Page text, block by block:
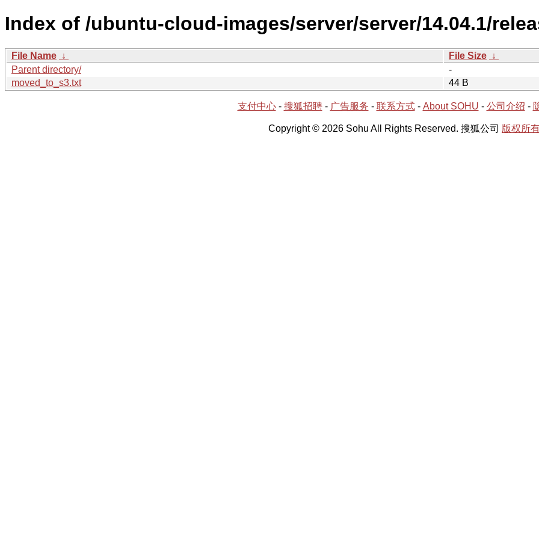
Index of /ubuntu-cloud-images/server/server/14.04.1/
File Name ↓ File Size ↓
Parent directory/
-
moved_to_s3.txt
44 B
支付中心- 搜狐招聘- 广告服务 - 联系方式- About SOHU - 公司介绍 -
Copyright © 2026 Sohu All Rights Reserved. 搜狐公司 版权所